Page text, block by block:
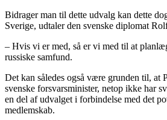
Bidrager man til dette udvalg kan dette
Sverige, udtaler den svenske diplomat
– Hvis vi er med, så er vi med til at
russiske samfund.
Det kan således også være grunden til, at
svenske forsvarsminister, netop ikke har
en del af udvalget i forbindelse med det
medlemskab.